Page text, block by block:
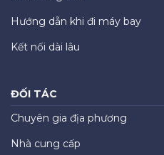
Hướng dẫn khi đi máy bay
Kết nối dài lâu
ĐỐI TÁC
Chuyên gia địa phương
Nhà cung cấp